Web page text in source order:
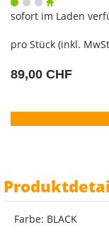
sofort im Laden
pro Stück (inkl.
89,00 CHF
Farbe: BLACK